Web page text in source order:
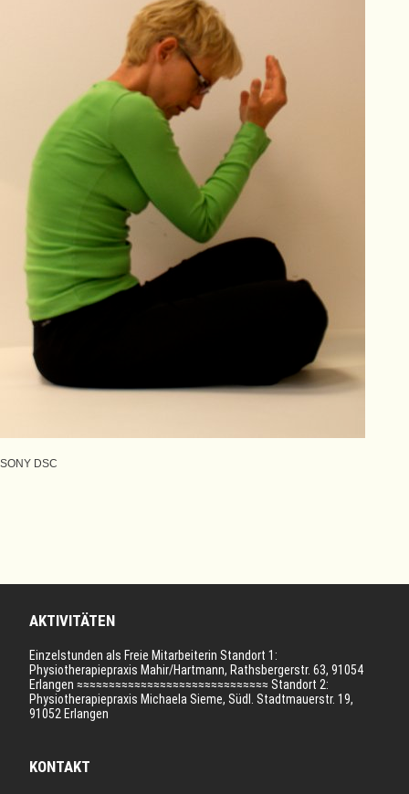
SONY DSC
AKTIVITÄTEN
Einzelstunden als Freie Mitarbeiterin Standort 1:
Physiotherapiepraxis Mahir/Hartmann, Rathsbergerstr. 63, 91054
Erlangen ≈≈≈≈≈≈≈≈≈≈≈≈≈≈≈≈≈≈≈≈≈≈≈≈≈≈≈≈≈≈ Standort 2:
Physiotherapiepraxis Michaela Sieme, Südl. Stadtmauerstr. 19,
91052 Erlangen
KONTAKT